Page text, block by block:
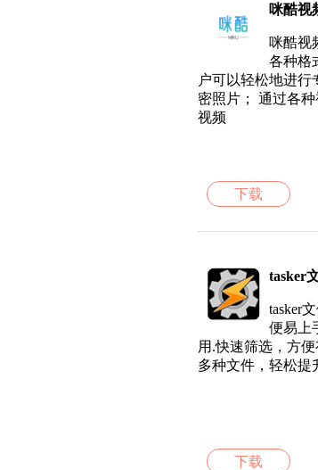
咪酷视
咪酷视
各种格
户可以轻松地进
密照片； 通过各
视频
下载
tasker
tasker
便易上
用.快速筛选，方
多种文件，轻松提
下载